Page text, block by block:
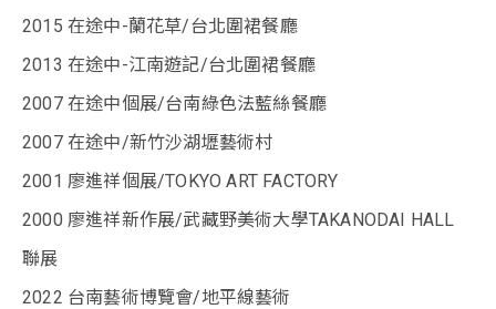
2015 在途中-蘭花草/台北圍裙餐廳
2013 在途中-江南遊記/台北圍裙餐廳
2007 在途中個展/台南綠色法藍絲餐廳
2007 在途中/新竹沙湖壢藝術村
2001 廖進祥個展/TOKYO ART FACTORY
2000 廖進祥新作展/武藏野美術大學TAKANODAI HALL
聯展
2022 台南藝術博覽會/地平線藝術